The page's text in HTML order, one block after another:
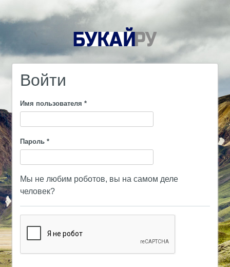
Войти
Имя пользователя *
Пароль *
Мы не любим роботов, вы на самом деле
человек?